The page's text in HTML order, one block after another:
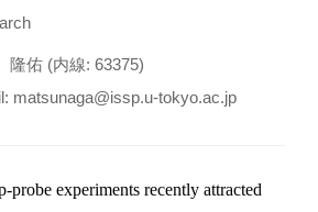
佑 (内線: 63375)
matsunaga@issp.u-tokyo.ac.jp
probe experiments recently attracted